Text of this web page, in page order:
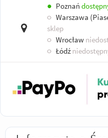
● Poznań
○ Warszawa
sklep
○ Wrocław
○ Łódź